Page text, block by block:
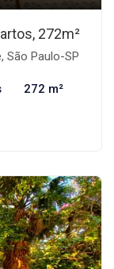
272m²
São Paulo-SP
272 m²